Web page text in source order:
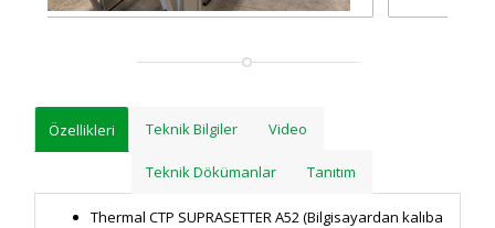
Özellikleri Teknik Bilgiler Video
Teknik Dökümanlar Tanıtım
Thermal CTP SUPRASETTER A52 (Bilgisayardan kalıba